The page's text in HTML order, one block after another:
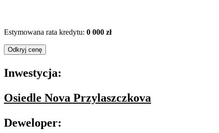
Estymowana rata kredytu: 0 000 zł
Odkryj cenę
Inwestycja:
Osiedle Nova Przylaszczkova
Deweloper: